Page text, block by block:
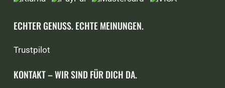
ECHTER GENUSS. ECHTE MEINUNGEN.
Trustpilot
KONTAKT – WIR SIND FÜR DICH DA.